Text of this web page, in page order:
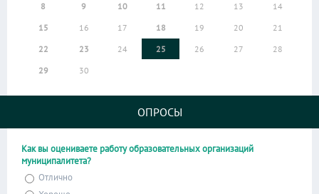
8
9 10 11 12 13
14
15
16 17 18 19 20
21
22
23 24 25 26 27
28
29
30
ОПРОСЫ
Как вы оцениваете работу образовательных организаций
муниципалитета?
Отлично